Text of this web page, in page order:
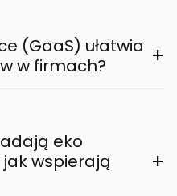
(GaaS) ułatwia
w firmach?
+
eko
wspierają
+